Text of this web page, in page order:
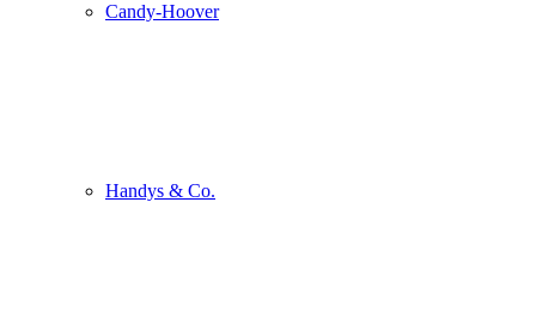
Candy-Hoover
Handys & Co.